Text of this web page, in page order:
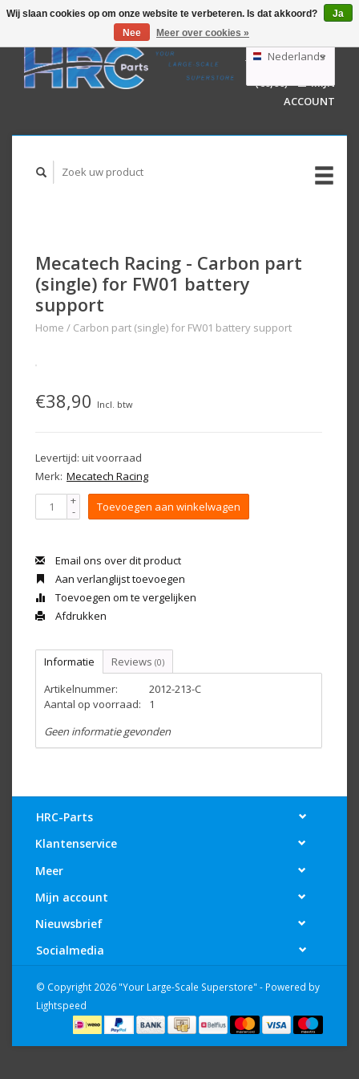
GBP
AUD
Nederlands
Deutsch
English
WINKELWAGEN
(€0,00)
MIJN
ACCOUNT
Mecatech Racing - Carbon part
(single) for FW01 battery
support
Home / Carbon part (single) for FW01 battery support
€38,90 Incl. btw
Levertijd: uit voorraad
Merk: Mecatech Racing
+
- Toevoegen aan winkelwagen
Email ons over dit product
Aan verlanglijst toevoegen
Toevoegen om te vergelijken
Afdrukken
Informatie Reviews (0)
Artikelnummer:
2012-213-C
Aantal op voorraad:
1
Geen informatie gevonden
HRC-Parts
Klantenservice
Meer
Mijn account
Nieuwsbrief
Socialmedia
© Copyright 2026 "Your Large-Scale Superstore" - Powered by
Lightspeed
Wij slaan cookies op om onze website te verbeteren. Is dat akkoord?
Ja
Nee
Meer over cookies »